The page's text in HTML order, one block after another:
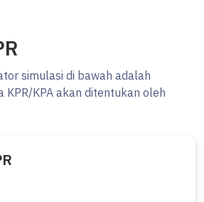
simulasi di bawah adalah
KPR/KPA akan ditentukan oleh